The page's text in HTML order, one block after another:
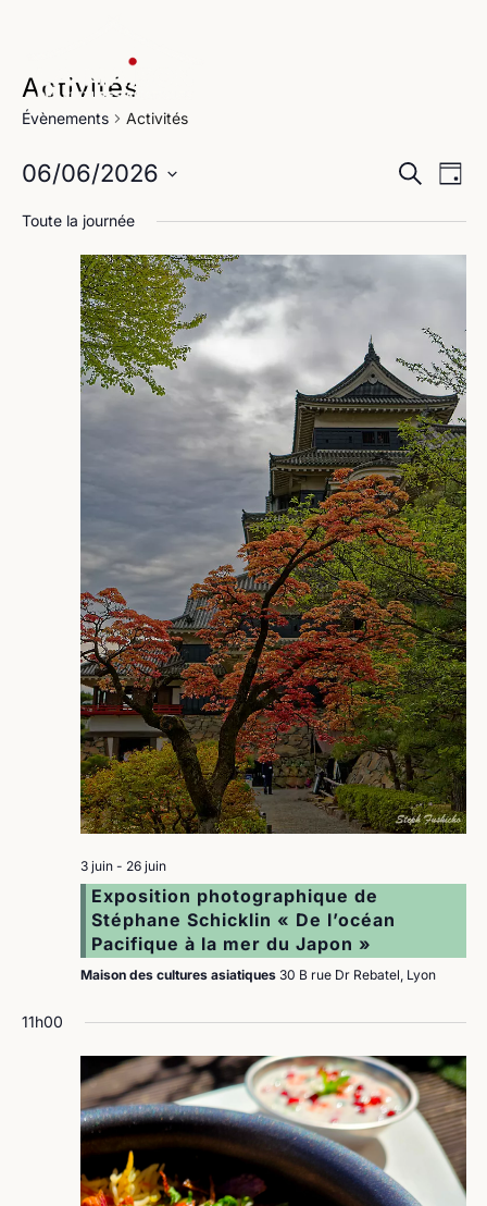
Activités
Évènements Activités
et
vues
Recherche
Jour
06/06/2026
une
Toute la journée
3 juin- 26 juin
Exposition photographique de
Stéphane Schicklin « De l’océan
Pacifique à la mer du Japon »
Maison des cultures asiatiques 30 B rue Dr Rebatel, Lyon
11h00